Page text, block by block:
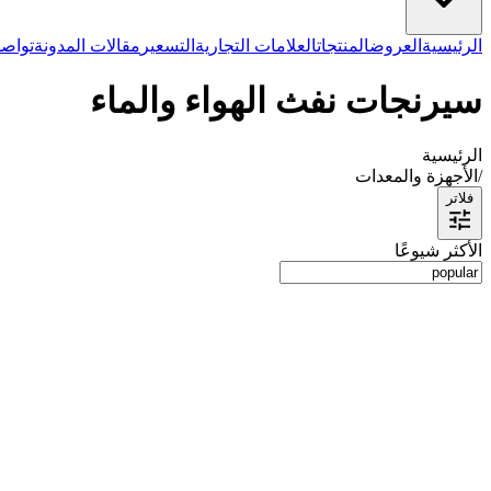
الرئيسية العروضالمنتجاتالعلامات التجارية التسعير مقالات المدونة
سيرنجات نفث الهواء والماء
الرئيسية
/ الأجهزة والمعدات
فلاتر
الأكثر شيوعًا